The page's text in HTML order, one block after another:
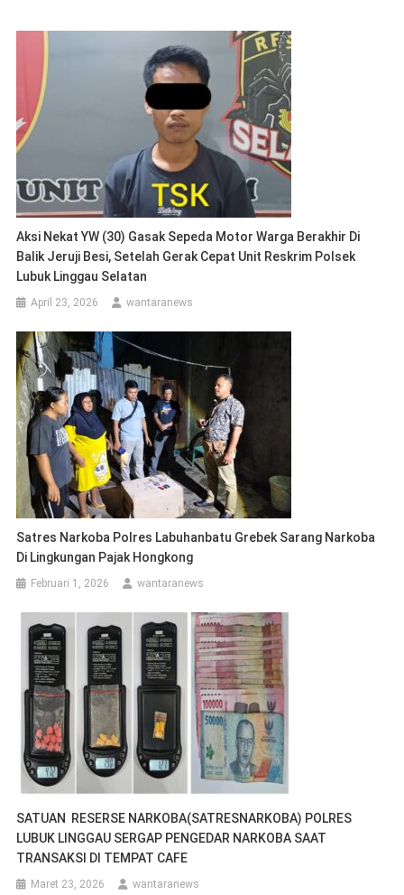
Aksi Nekat YW (30) Gasak Sepeda Motor Warga Berakhir Di
Balik Jeruji Besi, Setelah Gerak Cepat Unit Reskrim Polsek
Lubuk Linggau Selatan
April 23, 2026 wantaranews
Satres Narkoba Polres Labuhanbatu Grebek Sarang Narkoba
Di Lingkungan Pajak Hongkong
Februari 1, 2026 wantaranews
SATUAN RESERSE NARKOBA(SATRESNARKOBA) POLRES
LUBUK LINGGAU SERGAP PENGEDAR NARKOBA SAAT
TRANSAKSI DI TEMPAT CAFE
Maret 23, 2026 wantaranews